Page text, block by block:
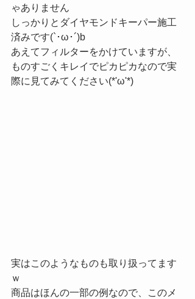
ゃありません
しっかりとダイヤモンドキーパー施工
済みです(`･ω･´)b
あえてフィルターをかけていますが、
ものすごくキレイでピカピカなので実
際に見てみてください(*'ω'*)
実はこのようなものも取り扱ってます
ｗ
商品はほんの一部の例なので、このメ